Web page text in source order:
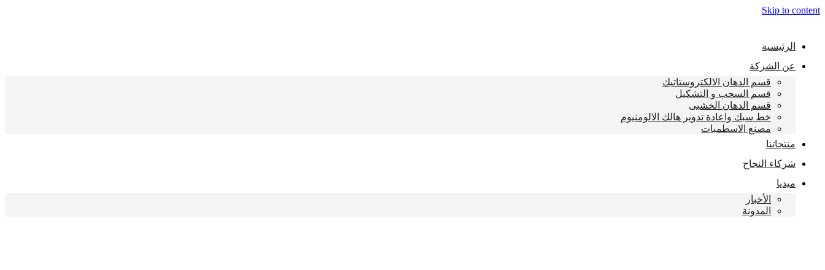
Skip to content
الرئيسية
عن الشركة
قسم الدهان الالكتروستاتيك
قسم السحب و التشكيل
قسم الدهان الخشبى
خط سبك واعادة تدوير هالك الالومنيوم
مصنع الاسطمبات
منتجاتنا
شركاء النجاح
ميديا
الأخبار
المدونة